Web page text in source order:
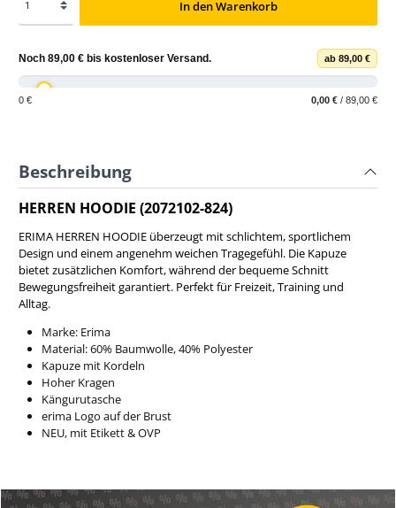
In den Warenkorb
Noch 89,00 € bis kostenloser Versand. ab 89,00 €
0 € 0,00 € / 89,00 €
Beschreibung
HERREN HOODIE (2072102-824)
ERIMA HERREN HOODIE überzeugt mit schlichtem, sportlichem
Design und einem angenehm weichen Tragegefühl. Die Kapuze
bietet zusätzlichen Komfort, während der bequeme Schnitt
Bewegungsfreiheit garantiert. Perfekt für Freizeit, Training und
Alltag.
Marke: Erima
Material: 60% Baumwolle, 40% Polyester
Kapuze mit Kordeln
Hoher Kragen
Kängurutasche
erima Logo auf der Brust
NEU, mit Etikett & OVP